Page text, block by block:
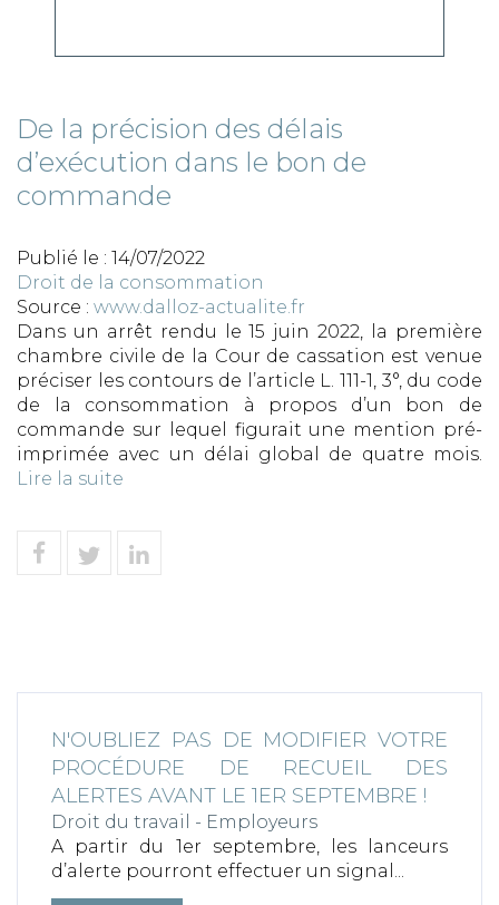
De la précision des délais
d’exécution dans le bon de
commande
Publié le : 14/07/2022
Droit de la consommation
Source : www.dalloz-actualite.fr
Dans un arrêt rendu le 15 juin 2022, la première
chambre civile de la Cour de cassation est venue
préciser les contours de l’article L. 111-1, 3°, du code
de la consommation à propos d’un bon de
commande sur lequel figurait une mention pré-
imprimée avec un délai global de quatre mois.
Lire la suite
N'OUBLIEZ PAS DE MODIFIER VOTRE
PROCÉDURE DE RECUEIL DES
ALERTES AVANT LE 1ER SEPTEMBRE !
Droit du travail - Employeurs
A partir du 1er septembre, les lanceurs
d’alerte pourront effectuer un signal...